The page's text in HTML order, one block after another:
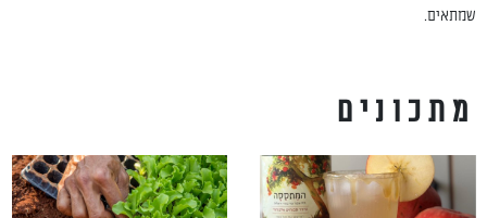
שמתאים.
מתכונים